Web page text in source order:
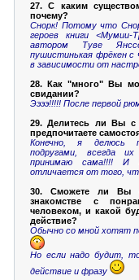
27. С каким
почему?
Снорк! Потому что
героев книги <Мумии-
автором Туве
пушистинькая фрёкен с
в зависимости от
28. Как "много" Вы
свидании?
Ээээ!!!!! После первой
29. Делитесь ли Вы с
предпочитаете
Конечно, я делюсь
подругами, всегда
принимаю сама!!!! И
отличается от того,
30. Сможете ли Вы
знакомстве с
человеком, и какой
действие?
Обычно со мной хотят
Но если надо будит,
действие и фразу